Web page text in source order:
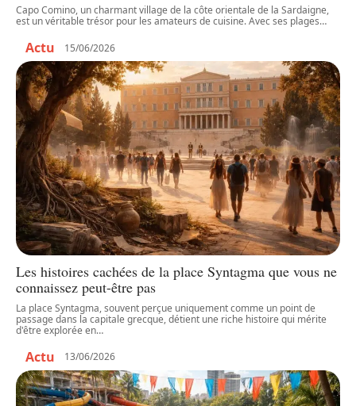
Capo Comino, un charmant village de la côte orientale de la Sardaigne,
est un véritable trésor pour les amateurs de cuisine. Avec ses plages…
Actu 15/06/2026
Les histoires cachées de la place Syntagma que vous ne
connaissez peut-être pas
La place Syntagma, souvent perçue uniquement comme un point de
passage dans la capitale grecque, détient une riche histoire qui mérite
d'être explorée en…
Actu 13/06/2026